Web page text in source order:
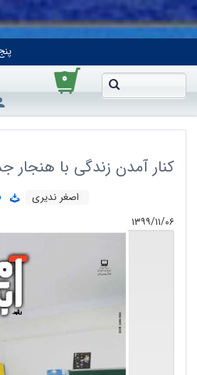
۰
کنار آمدن زندگی با هنجار
اصغر ندیری
۱۳۹۹/۱۱/۰۶